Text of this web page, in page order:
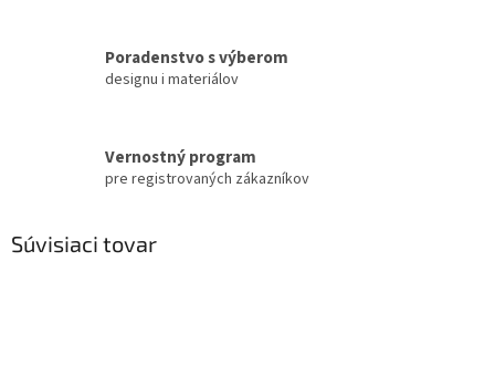
Poradenstvo s výberom
designu i materiálov
Vernostný program
pre registrovaných zákazníkov
Súvisiaci tovar